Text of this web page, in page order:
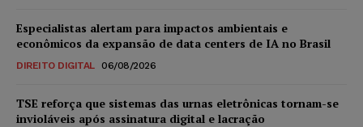
Especialistas alertam para impactos ambientais e
econômicos da expansão de data centers de IA no Brasil
DIREITO DIGITAL 06/08/2026
TSE reforça que sistemas das urnas eletrônicas tornam-se
invioláveis após assinatura digital e lacração